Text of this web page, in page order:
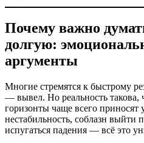
Почему важно
долгую:
аргументы
Многие стремятся к быстрому
— вывел. Но реальность такова,
горизонты чаще всего приносят
нестабильность, соблазн выйти
испугаться падения — всё это